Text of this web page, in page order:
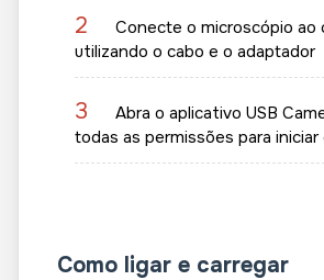
2
Conecte o microscópio ao
utilizando o cabo e o adaptador
3
Abra o aplicativo USB
todas as permissões para iniciar
Como ligar e carregar